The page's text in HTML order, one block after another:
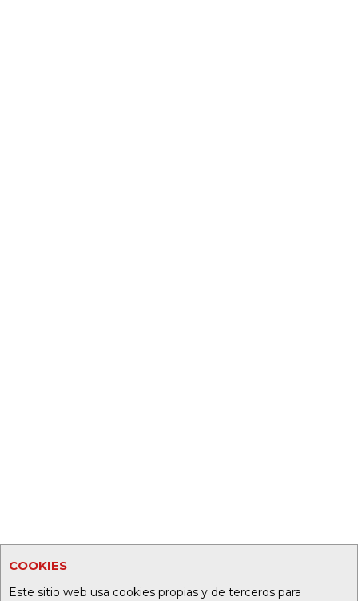
COOKIES
Este sitio web usa cookies propias y de terceros para